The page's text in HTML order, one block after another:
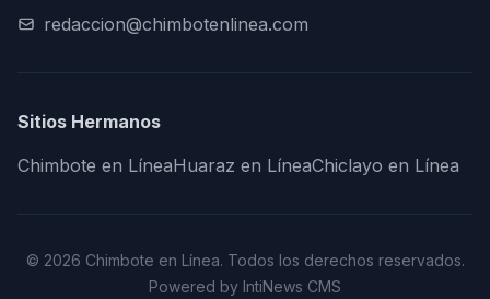
redaccion@chimbotenlinea.com
Sitios Hermanos
Chimbote en LíneaHuaraz en LíneaChiclayo en Línea
© 2026 Chimbote en Línea. Todos los derechos reservados.
Powered by IntiNews CMS